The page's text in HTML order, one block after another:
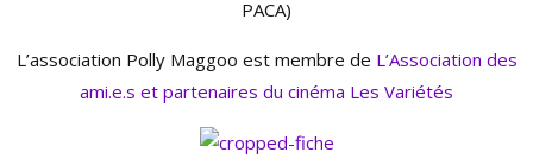
PACA)
L’association Polly Maggoo est membre de L’Association des
ami.e.s et partenaires du cinéma Les Variétés